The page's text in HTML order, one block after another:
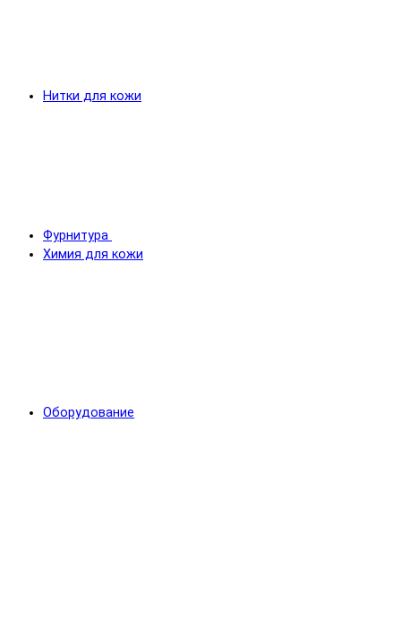
Нитки для кожи
Фурнитура
Химия для кожи
Оборудование